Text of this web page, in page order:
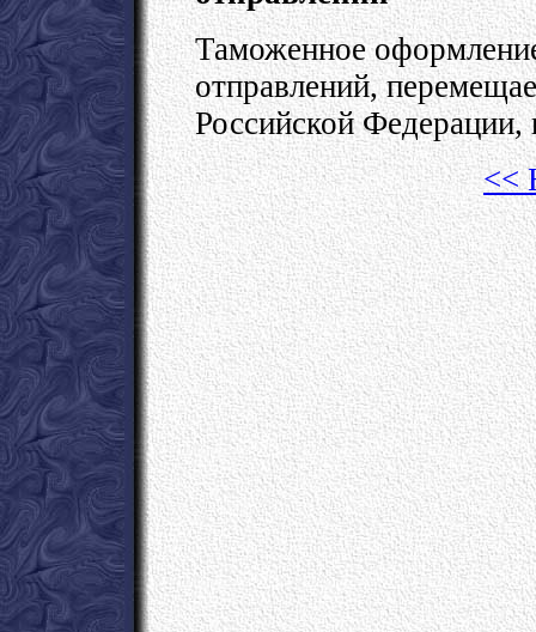
Таможенное
отправлений,
Российской Федерации,
<<